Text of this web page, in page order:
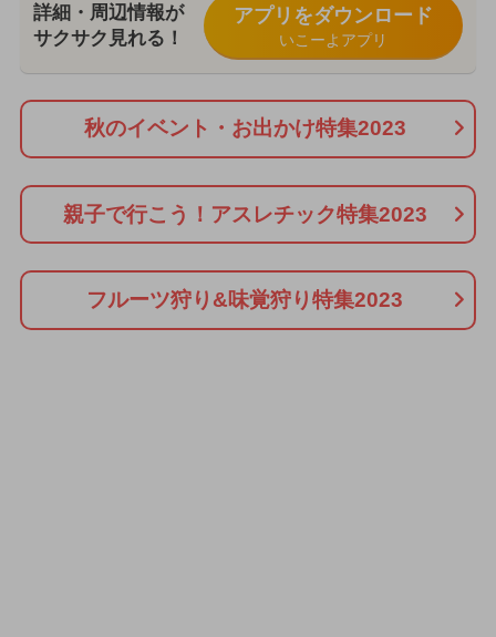
詳細・周辺情報が
サクサク見れる！
アプリをダウンロード
いこーよアプリ
秋のイベント・お出かけ特集2023
親子で行こう！アスレチック特集2023
フルーツ狩り&味覚狩り特集2023